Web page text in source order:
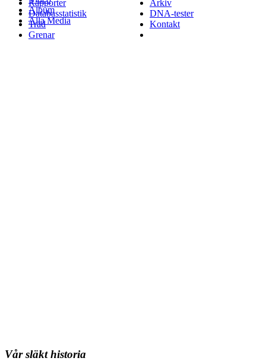
Album
Alla Media
Rapporter
Databasstatistik
Träd
Grenar
Arkiv
DNA-tester
Kontakt
Vår släkt historia